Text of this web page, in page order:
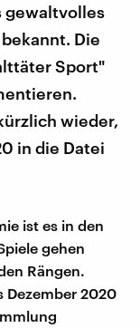
gewaltvolles
Die
Sport"
wieder,
in die Datei
ist es in den
gehen
Rängen.
Dezember 2020